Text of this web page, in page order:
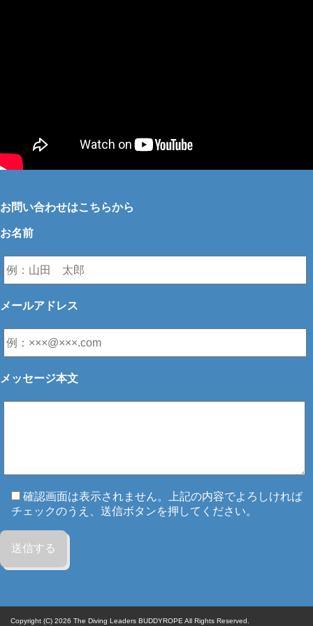
お問い合わせはこちらから
お名前
メールアドレス
メッセージ本文
確認画面は表示されません。上記の内容でよろしければ
チェックのうえ、送信ボタンを押してください。
Copyright (C) 2026 The Diving Leaders BUDDYROPE All Rights Reserved.